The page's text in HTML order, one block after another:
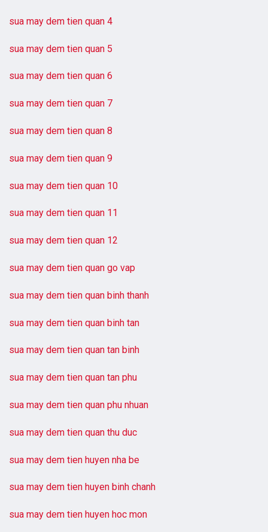
sua may dem tien quan 4
sua may dem tien quan 5
sua may dem tien quan 6
sua may dem tien quan 7
sua may dem tien quan 8
sua may dem tien quan 9
sua may dem tien quan 10
sua may dem tien quan 11
sua may dem tien quan 12
sua may dem tien quan go vap
sua may dem tien quan binh thanh
sua may dem tien quan binh tan
sua may dem tien quan tan binh
sua may dem tien quan tan phu
sua may dem tien quan phu nhuan
sua may dem tien quan thu duc
sua may dem tien huyen nha be
sua may dem tien huyen binh chanh
sua may dem tien huyen hoc mon